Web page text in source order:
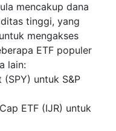
mencakup dana
tinggi, yang
mengakses
ETF populer
lain:
(SPY) untuk S&P
ETF (IJR) untuk